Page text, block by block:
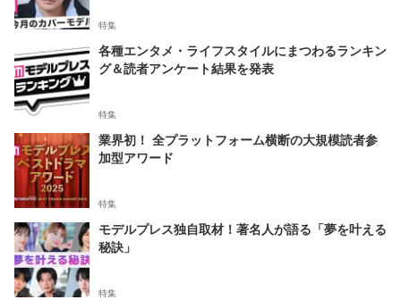
特集
各種エンタメ・ライフスタイルにまつわるランキン
グ＆読者アンケート結果を発表
特集
業界初！ 全プラットフォーム横断の大規模読者参
加型アワード
特集
モデルプレス独自取材！著名人が語る「夢を叶える
秘訣」
特集